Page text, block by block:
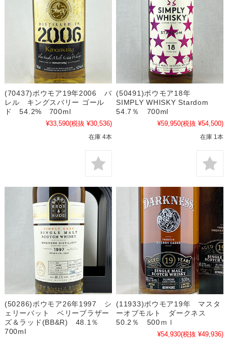
(70437)ボウモア19年2006 バ
レル キングスバリー ゴール
ド 54.2% 700ml
¥33,590(税抜 ¥30,536)
在庫 4本
(50491)ボウモア18年
SIMPLY WHISKY Stardom
54.7％ 700ml
¥59,950(税抜 ¥54,500)
在庫 1本
(50286)ボウモア26年1997 シ
ェリーバット ベリーブラザー
ズ＆ラッド(BB&R) 48.1％
700ml
(11933)ボウモア19年 マスタ
ーオブモルト ダークネス
50.2％ 500ｍｌ
¥54,930(税抜 ¥49,936)